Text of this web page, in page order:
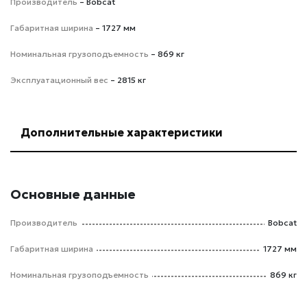
Габаритная ширина – 1727 мм
Номинальная грузоподъемность – 869 кг
Эксплуатационный вес – 2815 кг
Дополнительные характеристики
Основные данные
Производитель Bobcat
Габаритная ширина 1727 мм
Номинальная грузоподъемность 869 кг